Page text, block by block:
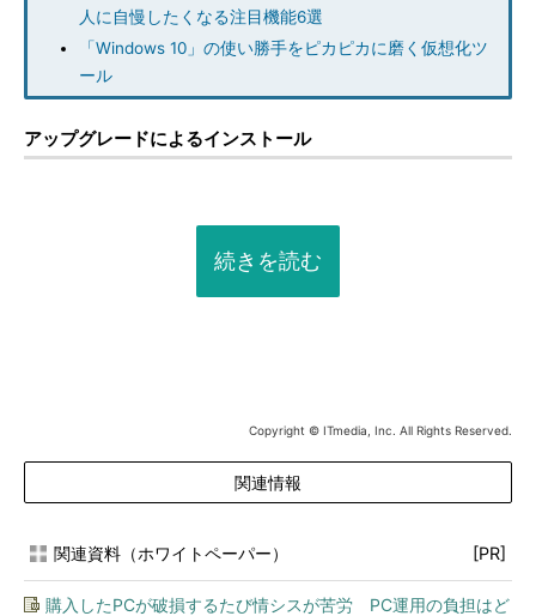
人に自慢したくなる注目機能6選
「Windows 10」の使い勝手をピカピカに磨く仮想化ツ
ール
アップグレードによるインストール
続きを読む
Copyright © ITmedia, Inc. All Rights Reserved.
関連情報
関連資料（ホワイトペーパー） [PR]
購入したPCが破損するたび情シスが苦労 PC運用の負担はど